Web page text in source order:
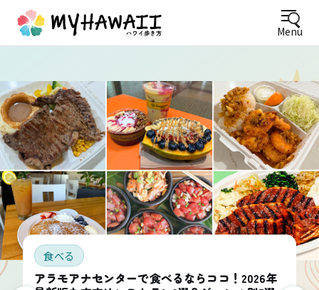
Menu
食べる
アラモアナセンターで食べるならココ！2026年